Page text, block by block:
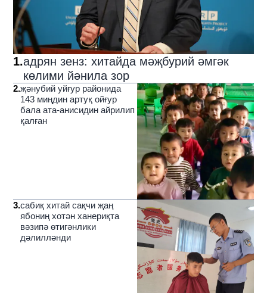
1.адрян зенз: хитайда мәҗбурий әмгәк
көлими йәнила зор
2.җәнубий уйғур районида
143 миңдин артуқ ойғур
бала ата-анисидин айрилип
қалған
3.сабиқ хитай сақчи җаң
ябониң хотән ханериқта
вәзипә өтигәнлики
дәлилләнди